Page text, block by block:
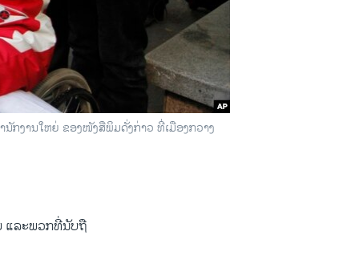
ກງານໃຫຍ່ ຂອງໜັງສືພິມດັ່ງກ່າວ ທີ່ເມືອງກວາງ
ແລະພວກທີ່ນັບຖື